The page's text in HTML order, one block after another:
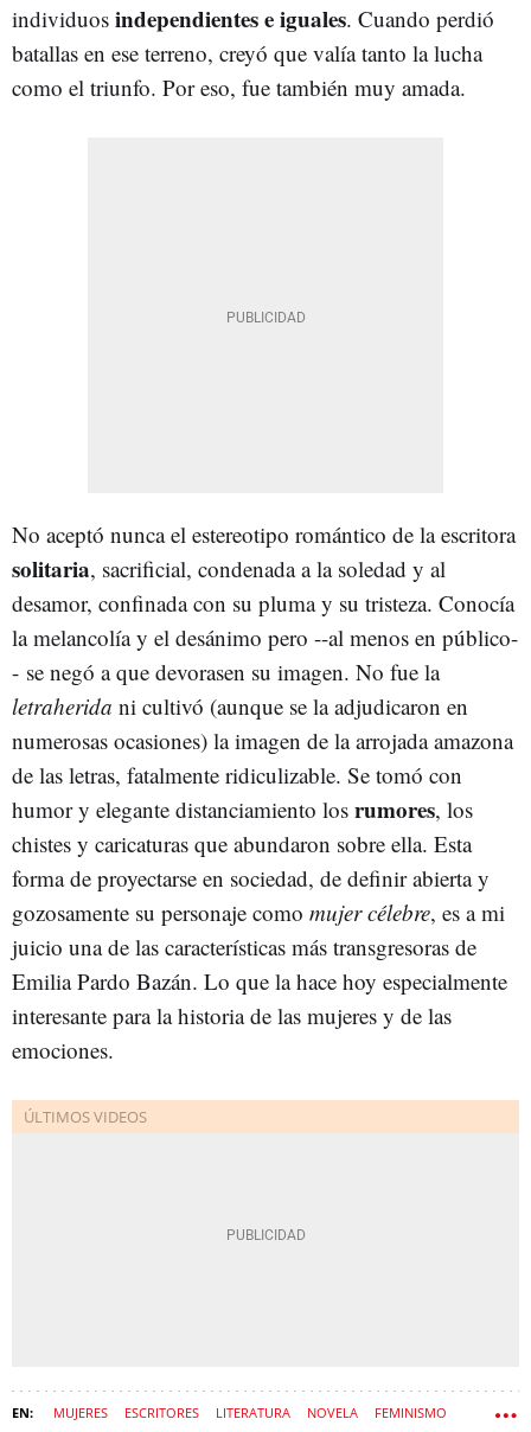
individuos independientes e iguales. Cuando perdió
batallas en ese terreno, creyó que valía tanto la lucha
como el triunfo. Por eso, fue también muy amada.
No aceptó nunca el estereotipo romántico de la escritora
solitaria, sacrificial, condenada a la soledad y al
desamor, confinada con su pluma y su tristeza. Conocía
la melancolía y el desánimo pero --al menos en público-
- se negó a que devorasen su imagen. No fue la
letraherida ni cultivó (aunque se la adjudicaron en
numerosas ocasiones) la imagen de la arrojada amazona
de las letras, fatalmente ridiculizable. Se tomó con
humor y elegante distanciamiento los rumores, los
chistes y caricaturas que abundaron sobre ella. Esta
forma de proyectarse en sociedad, de definir abierta y
gozosamente su personaje como mujer célebre, es a mi
juicio una de las características más transgresoras de
Emilia Pardo Bazán. Lo que la hace hoy especialmente
interesante para la historia de las mujeres y de las
emociones.
MUJERES ESCRITORES LITERATURA NOVELA FEMINISMO